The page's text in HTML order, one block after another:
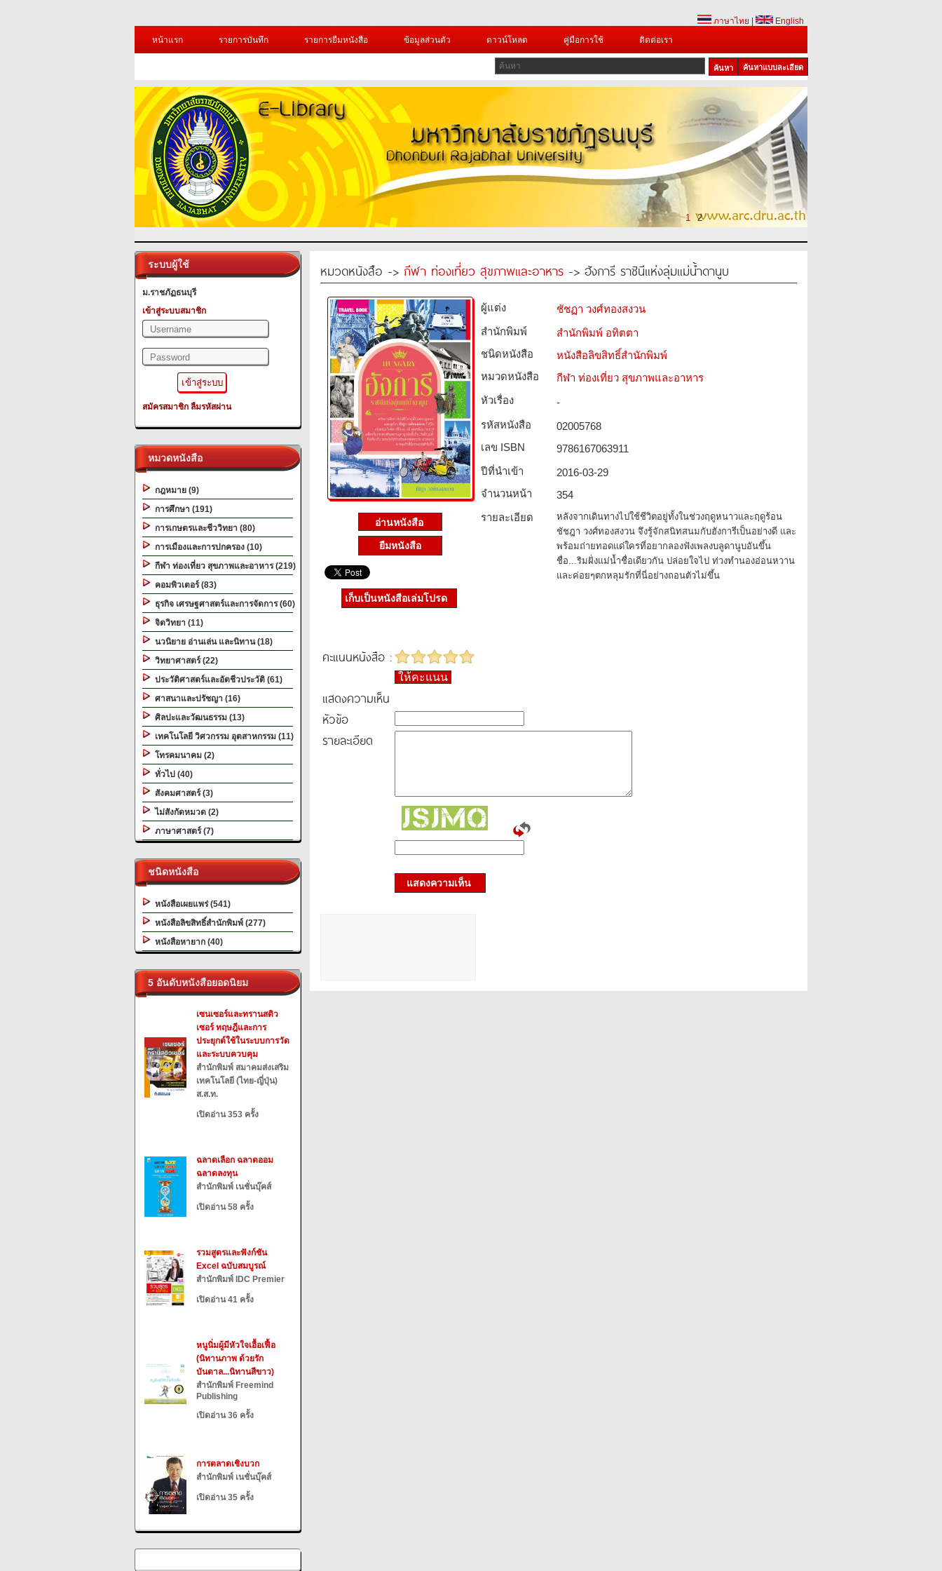
ภาษาไทย
English
หน้าแรก
รายการบันทึก รายการยืมหนังสือ ข้อมูลส่วนตัว ดาวน์โหลด คู่มือการใช้ ติดต่อเรา
ค้นหาแบบละเอียด
1 2
ระบบผู้ใช้
ม.ราชภัฏธนบุรี
เข้าสู่ระบบสมาชิก
สมัครสมาชิก ลืมรหัสผ่าน
หมวดหนังสือ
กฎหมาย (9)
การศึกษา (191)
การเกษตรและชีววิทยา (80)
การเมืองและการปกครอง (10)
กีฬา ท่องเที่ยว สุขภาพและอาหาร (219)
คอมพิวเตอร์ (83)
ธุรกิจ เศรษฐศาสตร์และการจัดการ (60)
จิตวิทยา (11)
นวนิยาย อ่านเล่น และนิทาน (18)
วิทยาศาสตร์ (22)
ประวัติศาสตร์และอัตชีวประวัติ (61)
ศาสนาและปรัชญา (16)
ศิลปะและวัฒนธรรม (13)
เทคโนโลยี วิศวกรรม อุตสาหกรรม (11)
โทรคมนาคม (2)
ทั่วไป (40)
สังคมศาสตร์ (3)
ไม่สังกัดหมวด (2)
ภาษาศาสตร์ (7)
ชนิดหนังสือ
หนังสือเผยแพร่ (541)
หนังสือลิขสิทธิ์สำนักพิมพ์ (277)
หนังสือหายาก (40)
5 อันดับหนังสือยอดนิยม
เซนเซอร์และทรานสดิว
เซอร์ ทฤษฎีและการ
ประยุกต์ใช้ในระบบการวัด
และระบบควบคุม
สำนักพิมพ์ สมาคมส่งเสริม
เทคโนโลยี (ไทย-ญี่ปุ่น)
ส.ส.ท.
เปิดอ่าน 353 ครั้ง
ฉลาดเลือก ฉลาดออม
ฉลาดลงทุน
สำนักพิมพ์ เนชั่นบุ๊คส์
เปิดอ่าน 58 ครั้ง
รวมสูตรและฟังก์ชัน
Excel ฉบับสมบูรณ์
สำนักพิมพ์ IDC Premier
เปิดอ่าน 41 ครั้ง
หนูนิ่มผู้มีหัวใจเอื้อเฟื้อ
(นิทานภาพ ด้วยรัก
บันดาล...นิทานสีขาว)
สำนักพิมพ์ Freemind
Publishing
เปิดอ่าน 36 ครั้ง
การตลาดเชิงบวก
สำนักพิมพ์ เนชั่นบุ๊คส์
เปิดอ่าน 35 ครั้ง
หมวดหนังสือ -> กีฬา ท่องเที่ยว สุขภาพและอาหาร -> ฮังการี ราชินีแห่งลุ่มแม่น้ำดานูบ
ยืมหนังสือ
ผู้แต่ง
ชัชฏา วงศ์ทองสงวน
สำนักพิมพ์
สำนักพิมพ์ อทิตตา
ชนิดหนังสือ­
หนังสือลิขสิทธิ์สำนักพิมพ์
หมวดหนังสือ­
กีฬา ท่องเที่ยว สุขภาพและอาหาร
หัวเรื่อง
-
รหัสหนังสือ­
02005768
เลข ISBN
9786167063911
ปีที่นำเข้า
2016-03-29
จำนวนหน้า
354
รายละเอียด
หลังจากเดินทางไปใช้ชีวิตอยู่ทั้งในช่วงฤดูหนาวและฤดูร้อน
ชัชฎา วงศ์ทองสงวน จึงรู้จักสนิทสนมกับฮังการีเป็นอย่างดี และ
พร้อมถ่ายทอดแด่ใครที่อยากลองฟังเพลงบลูดานูบอันขึ้น
ชื่อ...ริมฝั่งแม่น้ำชื่อเดียวกัน ปล่อยใจไป ท่วงทำนองอ่อนหวาน
และค่อยๆตกหลุมรักที่นี่อย่างถอนตัวไม่ขึ้น
เก็บเป็นหนังสือเล่มโปรด
คะแนนหนังสือ :
ให้คะแนน
แสดงความเห็น
หัวข้อ
รายละเอียด
แสดงความเห็น